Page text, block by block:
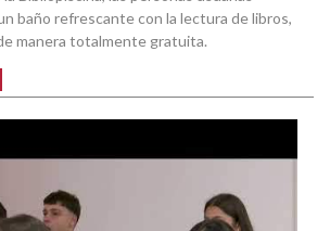
baño refrescante con la lectura de libros,
manera totalmente gratuita.